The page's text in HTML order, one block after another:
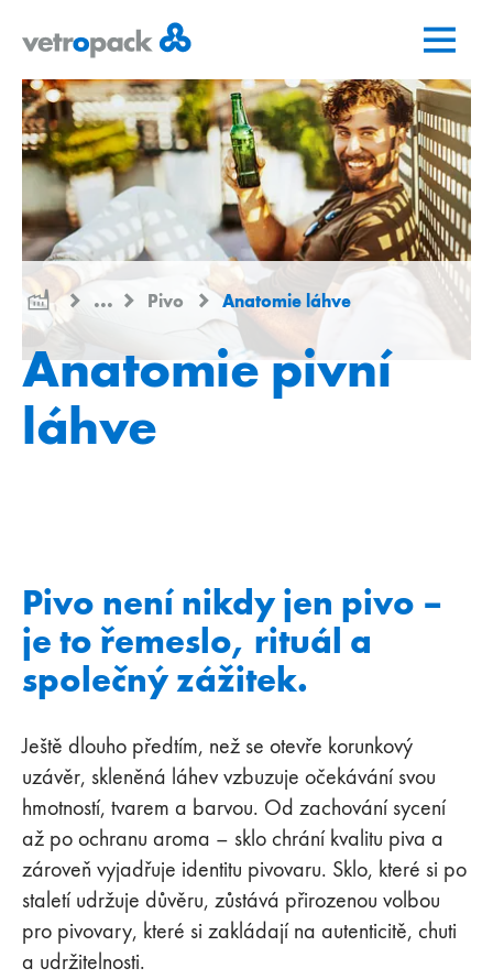
domovskou
stránku
obsah
kontakt
... Pivo Anatomie láhve
Anatomie pivní
láhve
Pivo není nikdy jen pivo –
je to řemeslo, rituál a
společný zážitek.
Ještě dlouho předtím, než se otevře korunkový
uzávěr, skleněná láhev vzbuzuje očekávání svou
hmotností, tvarem a barvou. Od zachování sycení
až po ochranu aroma – sklo chrání kvalitu piva a
zároveň vyjadřuje identitu pivovaru. Sklo, které si po
staletí udržuje důvěru, zůstává přirozenou volbou
pro pivovary, které si zakládají na autenticitě, chuti
a udržitelnosti.